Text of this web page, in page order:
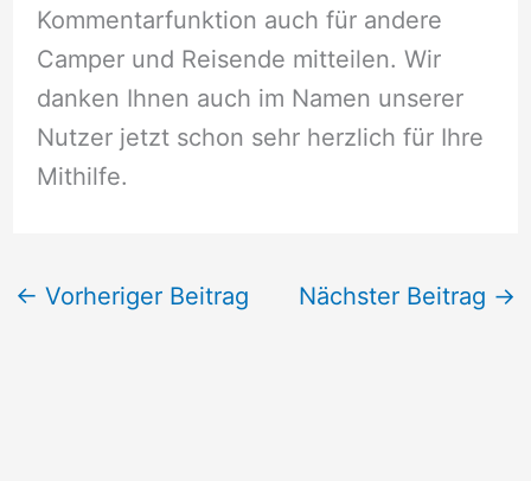
Kommentarfunktion auch für andere
Camper und Reisende mitteilen. Wir
danken Ihnen auch im Namen unserer
Nutzer jetzt schon sehr herzlich für Ihre
Mithilfe.
← Vorheriger Beitrag Nächster Beitrag →